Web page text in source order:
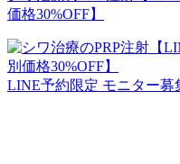
価格30%OFF】
LINE予約限定 モニター募